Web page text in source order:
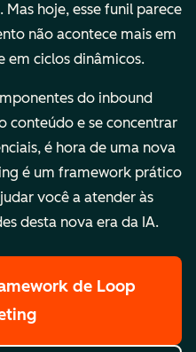
hoje, esse funil parece
não acontece mais em
em ciclos dinâmicos.
do inbound
conteúdo e se concentrar
é hora de uma nova
é um framework prático
você a atender às
desta nova era da IA.
de Loop